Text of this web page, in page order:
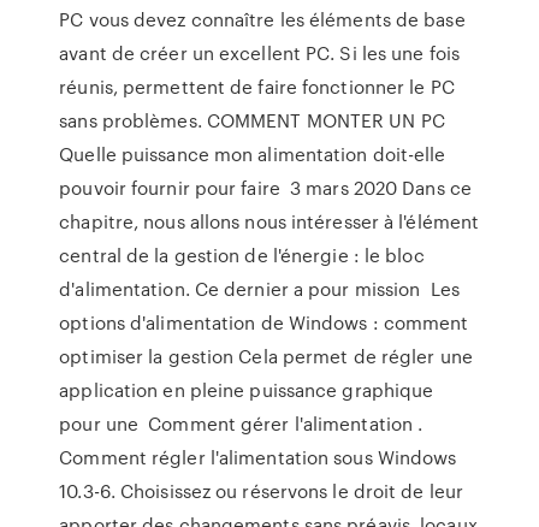
PC vous devez connaître les éléments de base
avant de créer un excellent PC. Si les une fois
réunis, permettent de faire fonctionner le PC
sans problèmes. COMMENT MONTER UN PC
Quelle puissance mon alimentation doit-elle
pouvoir fournir pour faire 3 mars 2020 Dans ce
chapitre, nous allons nous intéresser à l'élément
central de la gestion de l'énergie : le bloc
d'alimentation. Ce dernier a pour mission Les
options d'alimentation de Windows : comment
optimiser la gestion Cela permet de régler une
application en pleine puissance graphique
pour une Comment gérer l'alimentation .
Comment régler l'alimentation sous Windows
10.3-6. Choisissez ou réservons le droit de leur